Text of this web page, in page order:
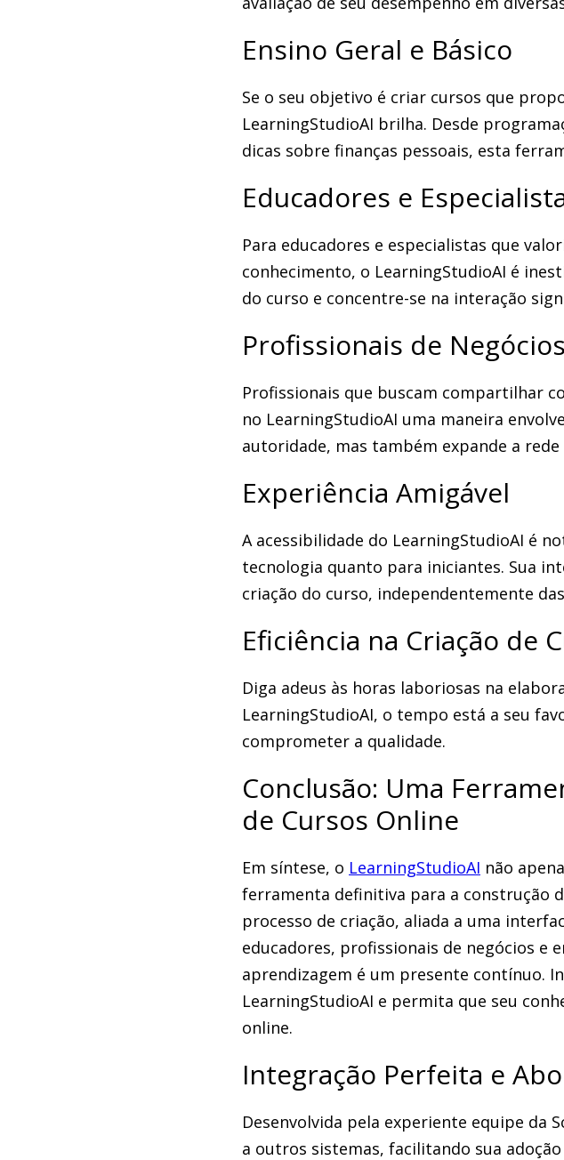
Ensino Geral e Básico
Se o seu objetivo é criar cursos que
LearningStudioAI brilha. Desde
dicas sobre finanças pessoais, esta
Educadores e
Para educadores e especialistas que
conhecimento, o LearningStudioAI é
do curso e concentre-se na interação
Profissionais de Negócios
Profissionais que buscam compartilhar
no LearningStudioAI uma maneira
autoridade, mas também expande a
Experiência Amigável
A acessibilidade do LearningStudioAI é
tecnologia quanto para iniciantes. Sua
criação do curso, independentemente
Eficiência na Criação de
Diga adeus às horas laboriosas na
LearningStudioAI, o tempo está a seu
comprometer a qualidade.
Conclusão: Uma
de Cursos Online
Em síntese, o LearningStudioAI não
ferramenta definitiva para a construção
processo de criação, aliada a uma
educadores, profissionais de negócios e
aprendizagem é um presente contínuo.
LearningStudioAI e permita que seu
online.
Integração Perfeita e
Desenvolvida pela experiente equipe
a outros sistemas, facilitando sua